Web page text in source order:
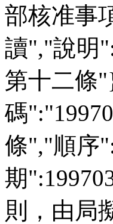
部核准事
讀","說明
第十二條
碼
條","順序
期
則，由局